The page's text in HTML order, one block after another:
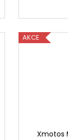
AKCE
Xmotos